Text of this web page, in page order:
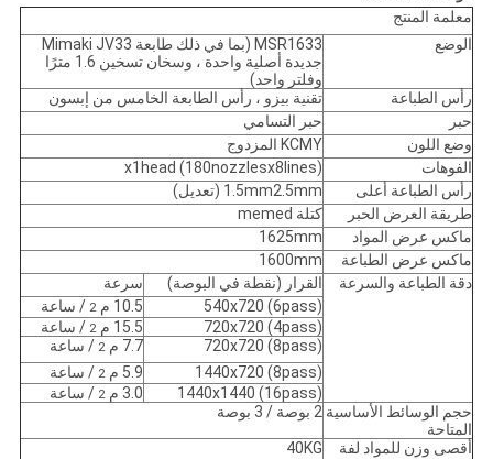
معلمة المنتج
الوضع
MSR1633 (بما في ذلك طابعة Mimaki JV33
جديدة أصلية واحدة ، وسخان تسخين 1.6 مترًا
وفلتر واحد)
رأس الطباعة
تقنية بيزو ، رأس الطابعة الخامس من إبسون
حبر
حبر التسامي
وضع اللون
KCMY المزدوج
الفوهات
(180nozzlesx8lines) x1head
رأس الطباعة أعلى
1.5mm2.5mm (تعديل)
طريقة العرض الحبر
كتلة memed
ماكس عرض المواد
1625mm
ماكس عرض الطباعة
1600mm
دقة الطباعة والسرعة
القرار (نقطة في البوصة)
سرعة
540x720 (6pass)
10.5 م 2 / ساعة
720x720 (4pass)
15.5 م 2 / ساعة
720x720 (8pass)
7.7 م 2 / ساعة
1440x720 (8pass)
5.9 م 2 / ساعة
1440x1440 (16pass)
3.0 م 2 / ساعة
حجم الوسائط الأساسية
المتاحة
2 بوصة / 3 بوصة
أقصى وزن للمواد لفة 40KG